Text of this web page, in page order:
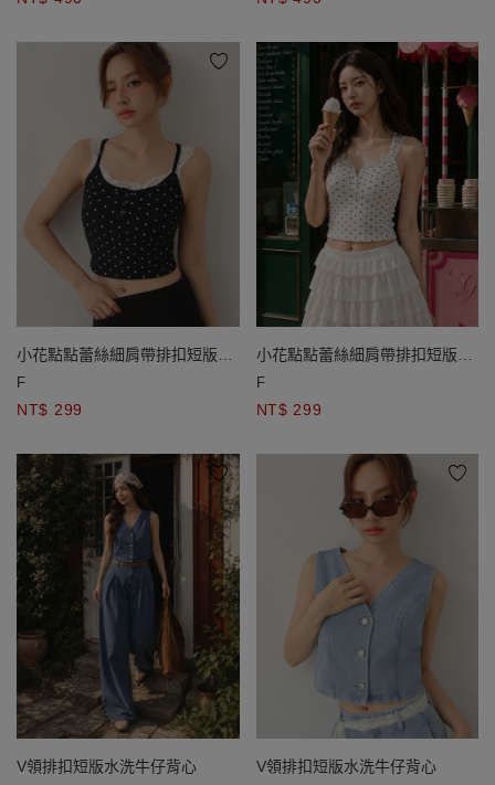
小花點點蕾絲細肩帶排扣短版
BRA背心
F
NT$ 299
小花點點蕾絲細肩帶排扣短版
BRA背心
F
NT$ 299
V領排扣短版水洗牛仔背心 V領排扣短版水洗牛仔背心